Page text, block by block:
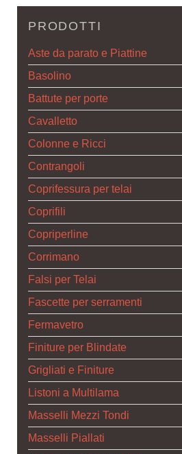
PRODOTTI
Aste da parato e Piattine
Basolino
Battute per porte
Cavalletto
Colonne e Ricci
Contrangoli
Coprifessura per telai
Coprifili
Copriperline
Corrimano
Falsi per Telai
Fascette per serramenti
Fermavetro
Finiture per Blindate
Grigliati e Finiture
Listoni a Multilama
Masselli Mezzi Tondi
Masselli Piallati